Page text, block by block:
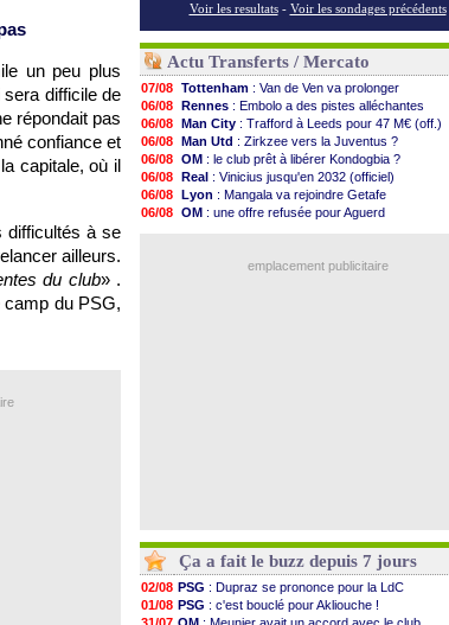
un peu plus
difficile de
répondait pas
confiance et
capitale, où il
difficultés à se
ailleurs.
du club» .
camp du PSG,
Voir les resultats - Voir les sondages précédents
Actu Transferts / Mercato
07/08 Tottenham : Van de Ven va prolonger
06/08 Rennes : Embolo a des pistes alléchantes
06/08 Man City : Trafford à Leeds pour 47 M€ (off.)
06/08 Man Utd : Zirkzee vers la Juventus ?
06/08 OM : le club prêt à libérer Kondogbia ?
06/08 Real : Vinicius jusqu'en 2032 (officiel)
06/08 Lyon : Mangala va rejoindre Getafe
06/08 OM : une offre refusée pour Aguerd
: Akliouche a signé (officiel)
emplacement publicitaire
Ça a fait le buzz depuis 7 jours
02/08 PSG : Dupraz se prononce pour la LdC
01/08 PSG : c'est bouclé pour Akliouche !